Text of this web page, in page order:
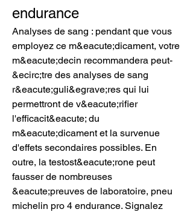
endurance
Analyses de sang : pendant que vous
employez ce m&eacute;dicament, votre
m&eacute;decin recommandera peut-
&ecirc;tre des analyses de sang
r&eacute;guli&egrave;res qui lui
permettront de v&eacute;rifier
l'efficacit&eacute; du
m&eacute;dicament et la survenue
d'effets secondaires possibles. En
outre, la testost&eacute;rone peut
fausser de nombreuses
&eacute;preuves de laboratoire, pneu
michelin pro 4 endurance. Signalez